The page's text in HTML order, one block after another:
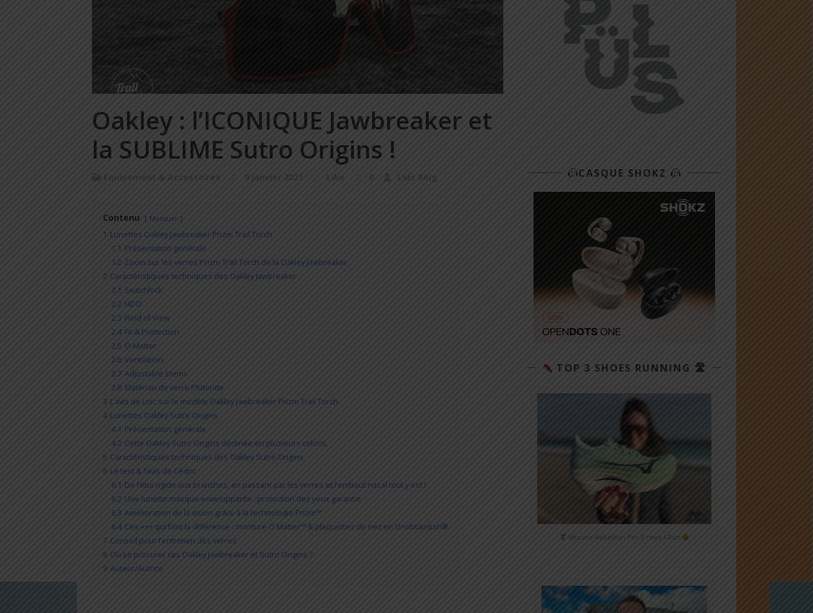
Oakley : l’ICONIQUE Jawbreaker et
la SUBLIME Sutro Origins !
Equipement & Accessoires 9 janvier 2021 Like 0 Loïc Roig
Contenu Masquer
1 Lunettes Oakley Jawbreaker Prizm Trail Torch
1.1 Présentation générale
1.2 Zoom sur les verres Prizm Trail Torch de la Oakley Jawbreaker
2 Caractéristiques techniques des Oakley Jawbreaker
2.1 Switchlock
2.2 HDO
2.3 Field of View
2.4 Fit & Protection
2.5 O-Matter
2.6 Ventilation
2.7 Adjustable stems
2.8 Matériau de verre Plutonite
3 L’avis de Loïc sur le modèle Oakley Jawbreaker Prizm Trail Torch
4 Lunettes Oakley Sutro Origins
4.1 Présentation générale
4.2 Cette Oakley Sutro Origins déclinée en plusieurs coloris
5 Caractéristiques techniques des Oakley Sutro Origins
6 Le test & l’avis de Cédric
6.1 De l’étui rigide aux branches, en passant par les verres et l’embout nasal tout y est !
6.2 Une lunette masque enveloppante : protection des yeux garantie
6.3 Amélioration de la vision grâce à la technologie Prizm™
6.4 Ces +++ qui font la différence : monture O Matter™ & plaquettes de nez en Unobtainium®
7 Conseil pour l’entretien des verres
8 Où se procurer ces Oakley Jawbreaker et Sutro Origins ?
9 Auteur/Autrice
CASQUE SHOKZ
TOP 3 SHOES RUNNING 🛣
Mizuno Rebellion Pro 3 chez i-Run